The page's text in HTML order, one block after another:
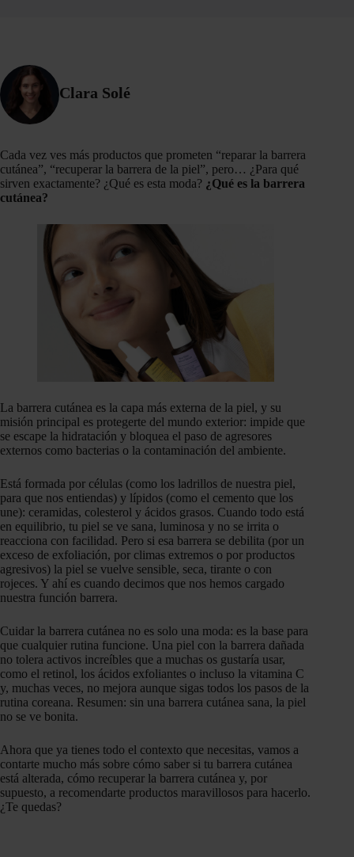
Clara Solé
Cada vez ves más productos que prometen “reparar la barrera
cutánea”, “recuperar la barrera de la piel”, pero… ¿Para qué
sirven exactamente? ¿Qué es esta moda? ¿Qué es la barrera
cutánea?
La barrera cutánea es la capa más externa de la piel, y su
misión principal es protegerte del mundo exterior: impide que
se escape la hidratación y bloquea el paso de agresores
externos como bacterias o la contaminación del ambiente.
Está formada por células (como los ladrillos de nuestra piel,
para que nos entiendas) y lípidos (como el cemento que los
une): ceramidas, colesterol y ácidos grasos. Cuando todo está
en equilibrio, tu piel se ve sana, luminosa y no se irrita o
reacciona con facilidad. Pero si esa barrera se debilita (por un
exceso de exfoliación, por climas extremos o por productos
agresivos) la piel se vuelve sensible, seca, tirante o con
rojeces. Y ahí es cuando decimos que nos hemos cargado
nuestra función barrera.
Cuidar la barrera cutánea no es solo una moda: es la base para
que cualquier rutina funcione. Una piel con la barrera dañada
no tolera activos increíbles que a muchas os gustaría usar,
como el retinol, los ácidos exfoliantes o incluso la vitamina C
y, muchas veces, no mejora aunque sigas todos los pasos de la
rutina coreana. Resumen: sin una barrera cutánea sana, la piel
no se ve bonita.
Ahora que ya tienes todo el contexto que necesitas, vamos a
contarte mucho más sobre cómo saber si tu barrera cutánea
está alterada, cómo recuperar la barrera cutánea y, por
supuesto, a recomendarte productos maravillosos para hacerlo.
¿Te quedas?